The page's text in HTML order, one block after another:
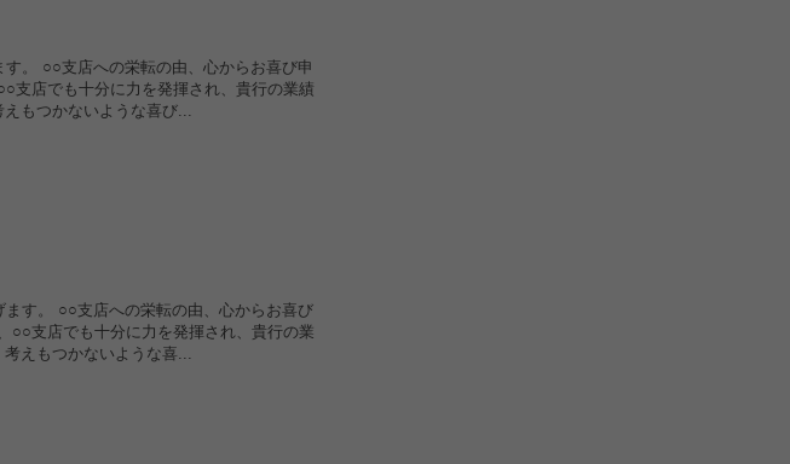
。 ○○支店への栄転の由、心からお喜び申
支店でも十分に力を発揮され、貴行の業績
もつかないような喜び...
す。 ○○支店への栄転の由、心からお喜び
○○支店でも十分に力を発揮され、貴行の業
えもつかないような喜...